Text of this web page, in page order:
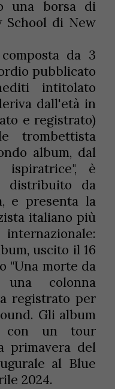
una borsa di
School di New
da 3
pubblicato
intitolato
dall'età in
e registrato)
trombettista
album, dal
è
distribuito da
e presenta la
italiano più
uscito il 16
"Una morte da
una colonna
registrato per
Gli album
con un tour
primavera del
al Blue
2024.